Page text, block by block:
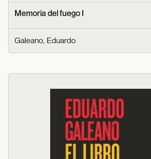
Memoria del fuego I
Galeano, Eduardo